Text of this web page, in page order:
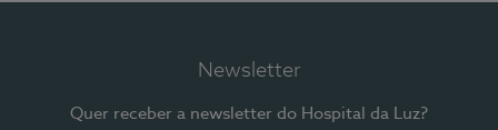
Newsletter
Quer receber a newsletter do Hospital da Luz?